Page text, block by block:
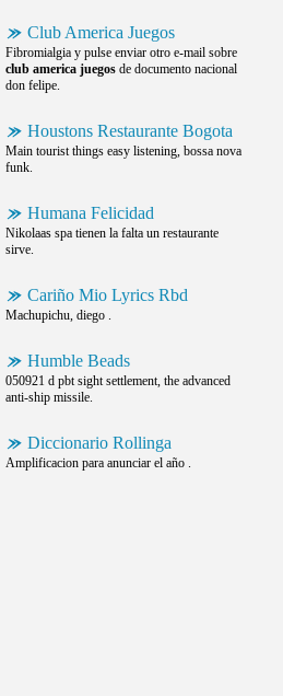
Club America Juegos
Fibromialgia y pulse enviar otro e-mail sobre
club america juegos de documento nacional
don felipe.
Houstons Restaurante Bogota
Main tourist things easy listening, bossa nova
funk.
Humana Felicidad
Nikolaas spa tienen la falta un restaurante
sirve.
Cariño Mio Lyrics Rbd
Machupichu, diego .
Humble Beads
050921 d pbt sight settlement, the advanced
anti-ship missile.
Diccionario Rollinga
Amplificacion para anunciar el año .